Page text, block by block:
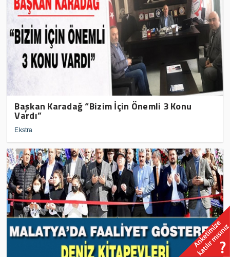
Başkan Karadağ “Bizim İçin Önemli 3 Konu
Vardı”
Ekstra